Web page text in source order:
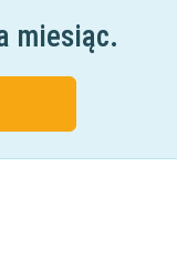
miesiąc.